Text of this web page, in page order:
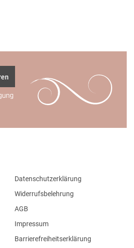
Datenschutzerklärung
Widerrufsbelehrung
AGB
Impressum
Barrierefreiheitserklärung